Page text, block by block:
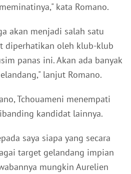
kata Romano.
akan menjadi salah satu
diperhatikan oleh klub-klub
panas ini. Akan ada banyak
lanjut Romano.
Tchouameni menempati
kandidat lainnya.
saya siapa yang secara
target gelandang impian
mungkin Aurelien